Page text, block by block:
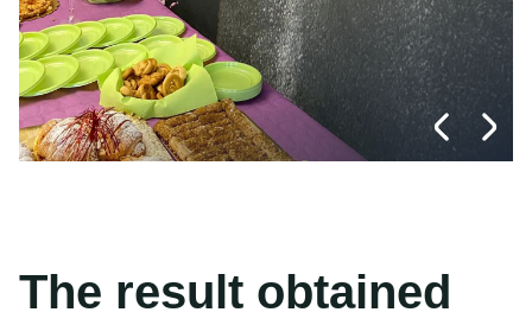
The result obtained